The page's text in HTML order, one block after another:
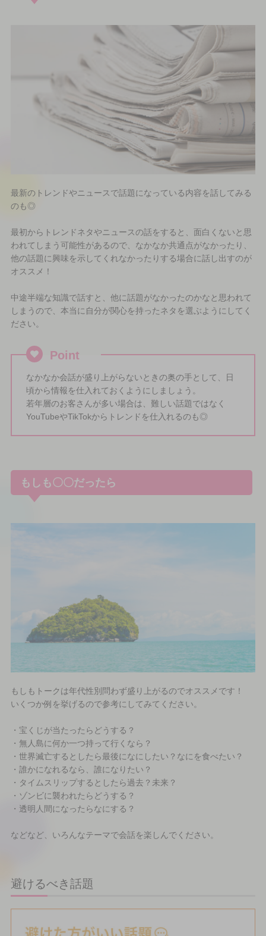
最新のトレンドやニュースで話題になっている内容を話してみる
のも◎
最初からトレンドネタやニュースの話をすると、面白くないと思
われてしまう可能性があるので、なかなか共通点がなかったり、
他の話題に興味を示してくれなかったりする場合に話し出すのが
オススメ！
中途半端な知識で話すと、他に話題がなかったのかなと思われて
しまうので、本当に自分が関心を持ったネタを選ぶようにしてく
ださい。
Point
なかなか会話が盛り上がらないときの奥の手として、日
頃から情報を仕入れておくようにしましょう。
若年層のお客さんが多い場合は、難しい話題ではなく
YouTubeやTikTokからトレンドを仕入れるのも◎
もしも〇〇だったら
もしもトークは年代性別問わず盛り上がるのでオススメです！
いくつか例を挙げるので参考にしてみてください。
・宝くじが当たったらどうする？
・無人島に何か一つ持って行くなら？
・世界滅亡するとしたら最後になにしたい？なにを食べたい？
・誰かになれるなら、誰になりたい？
・タイムスリップするとしたら過去？未来？
・ゾンビに襲われたらどうする？
・透明人間になったらなにする？
などなど、いろんなテーマで会話を楽しんでください。
避けるべき話題